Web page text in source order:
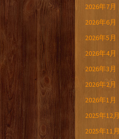
2026年7月
2026年6月
2026年5月
2026年4月
2026年3月
2026年2月
2026年1月
2025年12月
2025年11月